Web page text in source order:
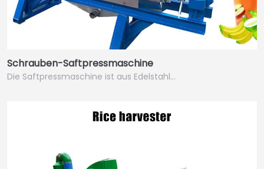
Schrauben-Saftpressmaschine
Die Saftpressmaschine ist aus Edelstahl…